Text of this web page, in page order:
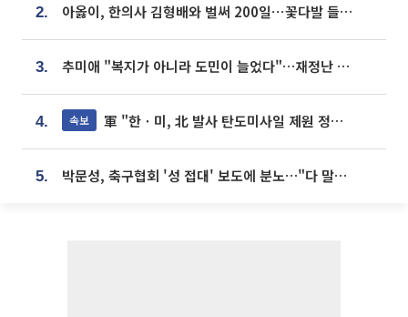
2. 아옳이, 한의사 김형배와 벌써 200일⋯꽃다발 들고 "프러포즈 아냐"
3. 추미애 "복지가 아니라 도민이 늘었다"…재정난 책임론 정면돌파
4. 속보 軍 "한ㆍ미, 北 발사 탄도미사일 제원 정밀분석 중"
5. 박문성, 축구협회 '성 접대' 보도에 분노…"다 말아먹으려고 작정했나"